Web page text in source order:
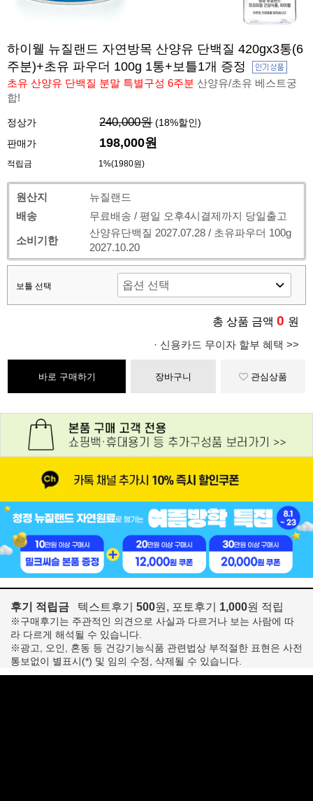
하이웰 뉴질랜드 자연방목 산양유 단백질 420gx3통(6
주분)+초유 파우더 100g 1통+보틀1개 증정
초유 산양유 단백질 분말 특별구성 6주분 산양유/초유 베스트궁
합!
정상가 240,000원 (18%할인)
판매가
198,000원
적립금 1%(1980원)
원산지
뉴질랜드
배송
무료배송 / 평일 오후4시결제까지 당일출고
소비기한
산양유단백질 2027.07.28 / 초유파우더 100g
2027.10.20
보틀 선택
총 상품 금액 0 원
· 신용카드 무이자 할부 혜택 >>
바로 구매하기 장바구니 관심상품
후기 적립금 텍스트후기 500원, 포토후기 1,000원 적립
※구매후기는 주관적인 의견으로 사실과 다르거나 보는 사람에 따
라 다르게 해석될 수 있습니다.
※광고, 오인, 혼동 등 건강기능식품 관련법상 부적절한 표현은 사전
통보없이 별표시(*) 및 임의 수정, 삭제될 수 있습니다.